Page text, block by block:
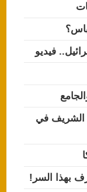
فيديو
الشريف في